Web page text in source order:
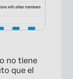
no tiene
que el